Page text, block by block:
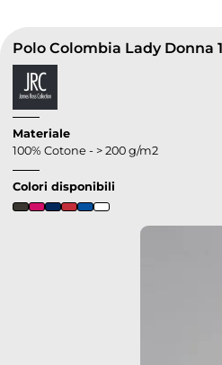
Materiale
100% Cotone - > 200 g/m2
Colori disponibili